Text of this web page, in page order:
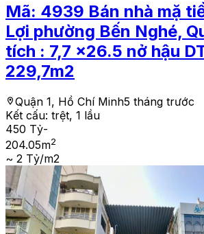
Mã: 4939 Bán nhà mặ
Lợi phường Bến Nghé,
tích : 7,7 x26.5 nở hậu
229,7m2
Quận 1, Hồ Chí Minh5 tháng trước
Kết cấu: trệt, 1 lầu
450 Tỷ-
204.05m2
~ 2 Tỷ/m2